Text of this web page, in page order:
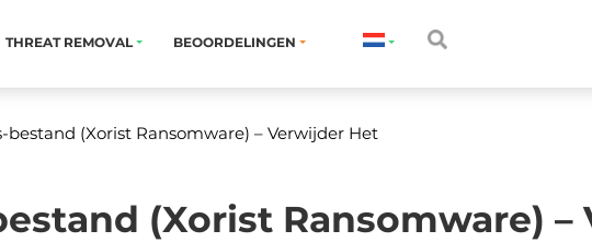
THREAT REMOVAL BEOORDELINGEN
bestand (Xorist Ransomware) – Verwijder Het
(Xorist Ransomware)